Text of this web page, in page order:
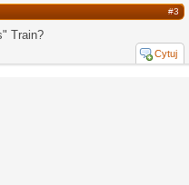
#3
Train?
Cytuj